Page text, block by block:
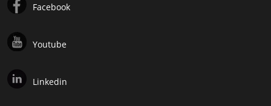
Facebook
Youtube
Linkedin